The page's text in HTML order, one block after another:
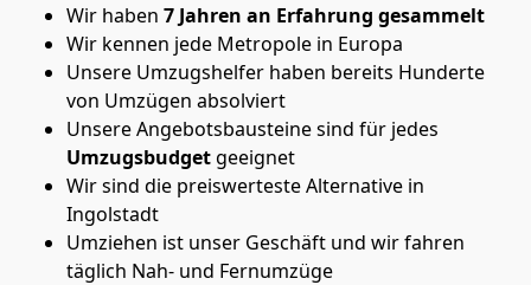
Wir haben 7 Jahren an Erfahrung gesammelt
Wir kennen jede Metropole in Europa
Unsere Umzugshelfer haben bereits Hunderte
von Umzügen absolviert
Unsere Angebotsbausteine sind für jedes
Umzugsbudgetgeeignet
Wir sind die preiswerteste Alternative in
Ingolstadt
Umziehen ist unser Geschäft und wir fahren
täglich Nah- und Fernumzüge